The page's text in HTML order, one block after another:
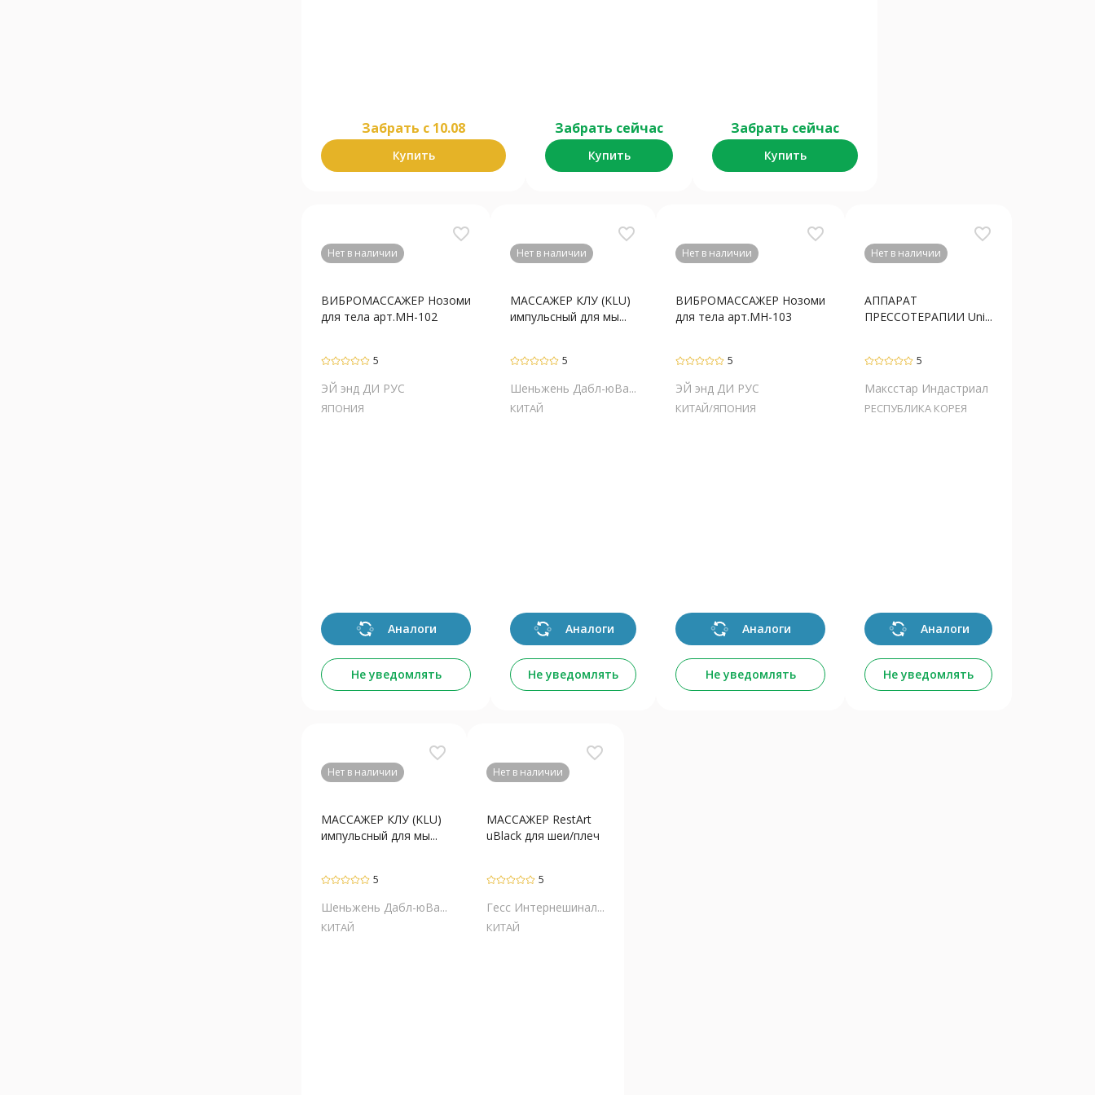
Забрать c 10.08
Купить
Забрать сейчас
Купить
Забрать сейчас
Купить
favorite_border
Нет в наличии
ВИБРОМАССАЖЕР Нозоми
для тела арт.МН-102
5
ЭЙ энд ДИ РУС
ЯПОНИЯ
Аналоги
Не уведомлять
favorite_border
Нет в наличии
МАССАЖЕР КЛУ (KLU)
импульсный для мы...
5
Шеньжень Дабл-юВа...
КИТАЙ
Аналоги
Не уведомлять
favorite_border
Нет в наличии
ВИБРОМАССАЖЕР Нозоми
для тела арт.МН-103
5
ЭЙ энд ДИ РУС
КИТАЙ/ЯПОНИЯ
Аналоги
Не уведомлять
favorite_border
Нет в наличии
АППАРАТ
ПРЕССОТЕРАПИИ Uni...
5
Максстар Индастриал
РЕСПУБЛИКА КОРЕЯ
Аналоги
Не уведомлять
favorite_border
Нет в наличии
МАССАЖЕР КЛУ (KLU)
импульсный для мы...
5
Шеньжень Дабл-юВа...
КИТАЙ
favorite_border
Нет в наличии
МАССАЖЕР RestArt
uBlack для шеи/плеч
5
Гесс Интернешинал...
КИТАЙ